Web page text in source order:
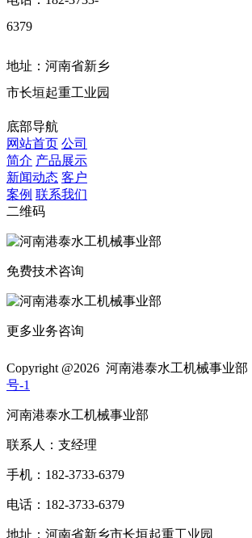
6379
地址：河南省新乡
市长垣起重工业园
底部导航
网站首页 公司
简介 产品展示
新闻动态 客户
案例 联系我们
二维码
免费技术咨询
更多业务咨询
Copyright @2026 河南港泰水工机械事业部
号-1
河南港泰水工机械事业部
联系人：支经理
手机：182-3733-6379
电话：182-3733-6379
地址：河南省新乡市长垣起重工业园